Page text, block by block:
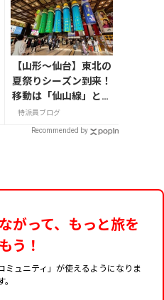
【山形〜仙台】東北の
夏祭りシーズン到来！
移動は「仙山線」と
「高速バス」どっちが
正解？
特派員ブログ
Recommended by
がって、もっと旅を
う！
ュニティ」が使えるようになりま
。